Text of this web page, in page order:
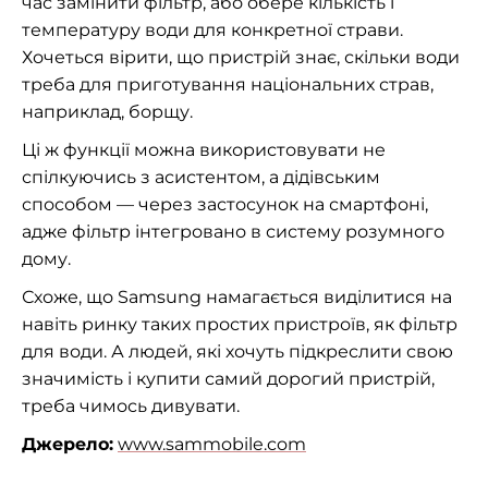
температуру води для конкретної страви.
Хочеться вірити, що пристрій знає, скільки води
треба для приготування національних страв,
наприклад, борщу.
Ці ж функції можна використовувати не
спілкуючись з асистентом, а дідівським
способом — через застосунок на смартфоні,
адже фільтр інтегровано в систему розумного
дому.
Схоже, що Samsung намагається виділитися на
навіть ринку таких простих пристроїв, як фільтр
для води. А людей, які хочуть підкреслити свою
значимість і купити самий дорогий пристрій,
треба чимось дивувати.
Джерело: www.sammobile.com